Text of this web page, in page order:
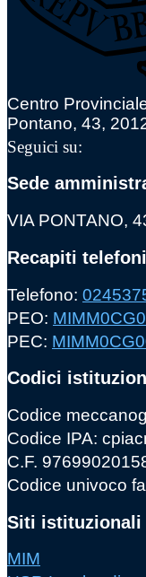
Centro
Pontano, 43,
Seguici su:
Sede
VIA PONTANO,
Recapiti
Telefono:
PEO:
PEC:
Codici
Codice
Codice IPA:
C.F.
Codice univoco
Siti istituzionali
MIM